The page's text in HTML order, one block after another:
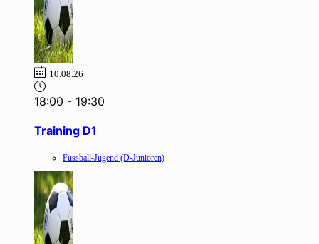
10.08.26
18:00 - 19:30
Training D1
Fussball-Jugend (D-Junioren)